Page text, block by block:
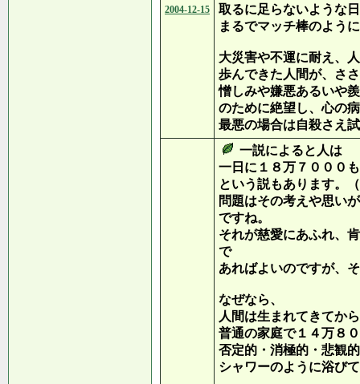
2004-12-15
取るに足らないような
まるでマッチ棒のよう
大災害や不運に耐え、
歩んできた人間が、さ
憎しみや嫌悪あるいや
のために絶望し、心の
最悪の場合は自殺さえ
一説によると人は
一日に１８万７０００
という説もあります。
問題はその考えや思い
ですね。
それが慈愛にあふれ、
で
あればよいのですが、
なぜなら、
人間は生まれてきてか
普通の家庭で１４万８
否定的・消極的・悲観
シャワーのように浴び